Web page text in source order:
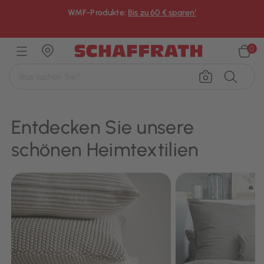
WMF-Produkte: Bis zu 60 € sparen¹
0
Entdecken Sie unsere
schönen Heimtextilien